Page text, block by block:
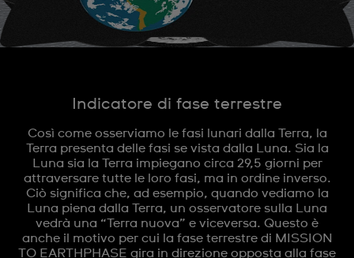
Indicatore di fase terrestre
Così come osserviamo le fasi lunari dalla Terra, la
Terra presenta delle fasi se vista dalla Luna. Sia la
Luna sia la Terra impiegano circa 29,5 giorni per
attraversare tutte le loro fasi, ma in ordine inverso.
Ciò significa che, ad esempio, quando vediamo la
Luna piena dalla Terra, un osservatore sulla Luna
vedrà una “Terra nuova” e viceversa. Questo è
anche il motivo per cui la fase terrestre di MISSION
TO EARTHPHASE gira in direzione opposta alla fase